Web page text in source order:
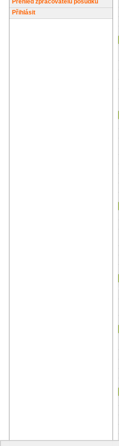
Přehled zpracovatelů posudků
Přihlásit